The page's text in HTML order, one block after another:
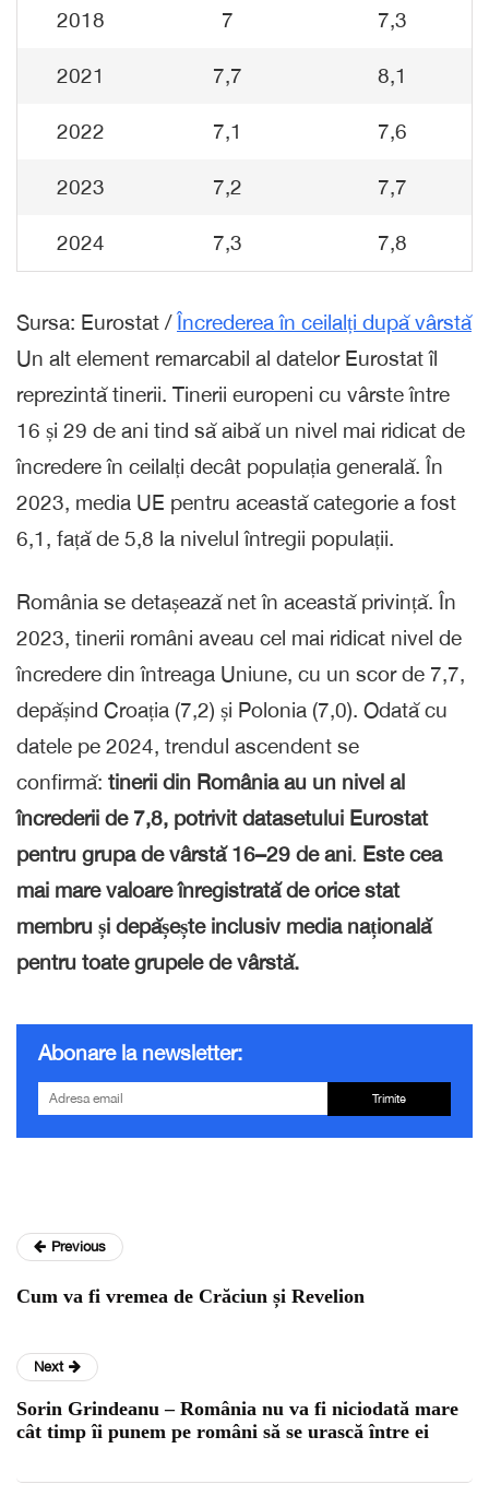
2018 7 7,3
2021 7,7 8,1
2022 7,1 7,6
2023 7,2 7,7
2024 7,3 7,8
Sursa: Eurostat /Încrederea în ceilalți după vârstă
Un alt element remarcabil al datelor Eurostat îl
reprezintă tinerii. Tinerii europeni cu vârste între
16 și 29 de ani tind să aibă un nivel mai ridicat de
încredere în ceilalți decât populația generală. În
2023, media UE pentru această categorie a fost
6,1, față de 5,8 la nivelul întregii populații.
România se detașează net în această privință. În
2023, tinerii români aveau cel mai ridicat nivel de
încredere din întreaga Uniune, cu un scor de 7,7,
depășind Croația (7,2) și Polonia (7,0). Odată cu
datele pe 2024, trendul ascendent se
confirmă: tinerii din România au un nivel al
încrederii de 7,8, potrivit datasetului Eurostat
pentru grupa de vârstă 16–29 de ani. Este cea
mai mare valoare înregistrată de orice stat
membru și depășește inclusiv media națională
pentru toate grupele de vârstă.
Abonare la newsletter:
Trimite
Previous
Cum va fi vremea de Crăciun și Revelion
Next
Sorin Grindeanu – România nu va fi niciodată mare
cât timp îi punem pe români să se urască între ei